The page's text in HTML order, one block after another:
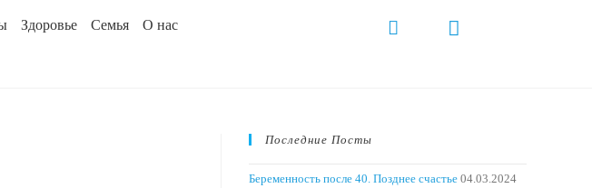
Здоровье Семья О нас
Последние Посты
Беременность после 40. Позднее счастье 04.03.2024